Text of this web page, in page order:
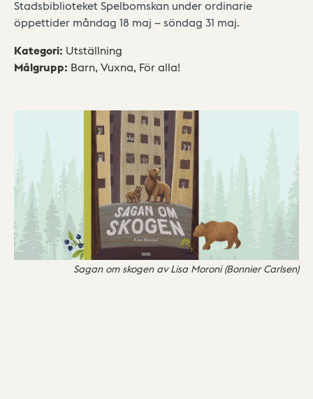
Stadsbiblioteket Spelbomskan under ordinarie
öppettider måndag 18 maj – söndag 31 maj.
Kategori: Utställning
Målgrupp: Barn, Vuxna, För alla!
Sagan om skogen av Lisa Moroni (Bonnier Carlsen)